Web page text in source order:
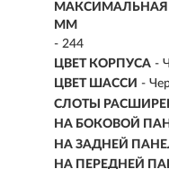
ММ
- 244
ЦВЕТ КОРПУСА -
ЦВЕТ ШАССИ -
СЛОТЫ
НА БОКОВОЙ
НА ЗАДНЕЙ
НА ПЕРЕДНЕЙ